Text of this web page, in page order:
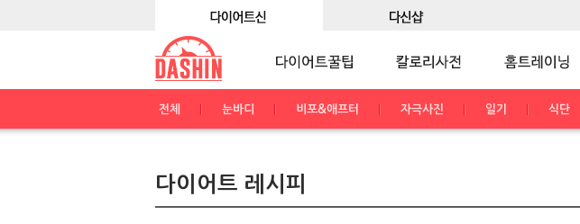
전체 눈바디 비포&애프터 자극사진 일기 식단
다이어트 레시피